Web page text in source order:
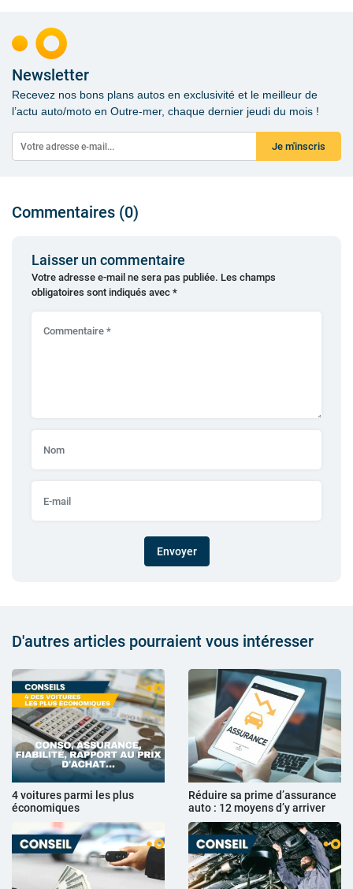
Newsletter
Recevez nos bons plans autos en exclusivité et le meilleur de
l’actu auto/moto en Outre-mer, chaque dernier jeudi du mois !
Je m'inscris
Commentaires (0)
Laisser un commentaire
Votre adresse e-mail ne sera pas publiée. Les champs
obligatoires sont indiqués avec *
Envoyer
D'autres articles pourraient vous intéresser
4 voitures parmi les plus
économiques
Réduire sa prime d’assurance
auto : 12 moyens d’y arriver